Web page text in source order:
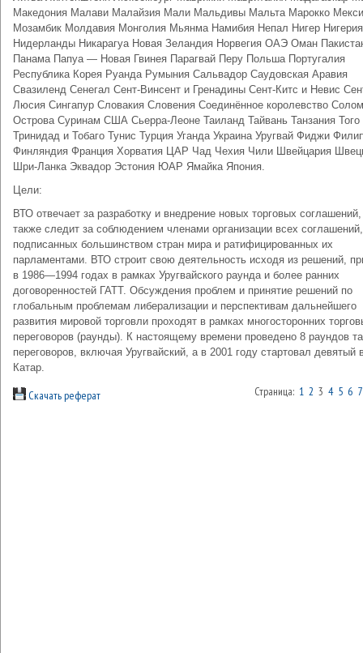
Македония Малави Малайзия Мали Мальдивы Мальта Марокко
Мозамбик Молдавия Монголия Мьянма Намибия Непал Нигер Нигерия
Нидерланды Никарагуа Новая Зеландия Норвегия ОАЭ Оман
Панама Папуа — Новая Гвинея Парагвай Перу Польша Португалия
Республика Корея Руанда Румыния Сальвадор Саудовская Аравия
Свазиленд Сенегал Сент-Винсент и Гренадины Сент-Китс и Невис
Люсия Сингапур Словакия Словения Соединённое королевство
Острова Суринам США Сьерра-Леоне Таиланд Тайвань Танзания Того
Тринидад и Тобаго Тунис Турция Уганда Украина Уругвай Фиджи
Финляндия Франция Хорватия ЦАР Чад Чехия Чили Швейцария
Шри-Ланка Эквадор Эстония ЮАР Ямайка Япония.
Цели:
ВТО отвечает за разработку и внедрение новых торговых
также следит за соблюдением членами организации всех соглашений,
подписанных большинством стран мира и ратифицированных их
парламентами. ВТО строит свою деятельность исходя из решений,
в 1986—1994 годах в рамках Уругвайского раунда и более ранних
договоренностей ГАТТ. Обсуждения проблем и принятие решений по
глобальным проблемам либерализации и перспективам дальнейшего
развития мировой торговли проходят в рамках многосторонних
переговоров (раунды). К настоящему времени проведено 8 раундов
переговоров, включая Уругвайский, а в 2001 году стартовал девятый
Катар.
Скачать реферат Страница: 1 2 3 4 5 6 7